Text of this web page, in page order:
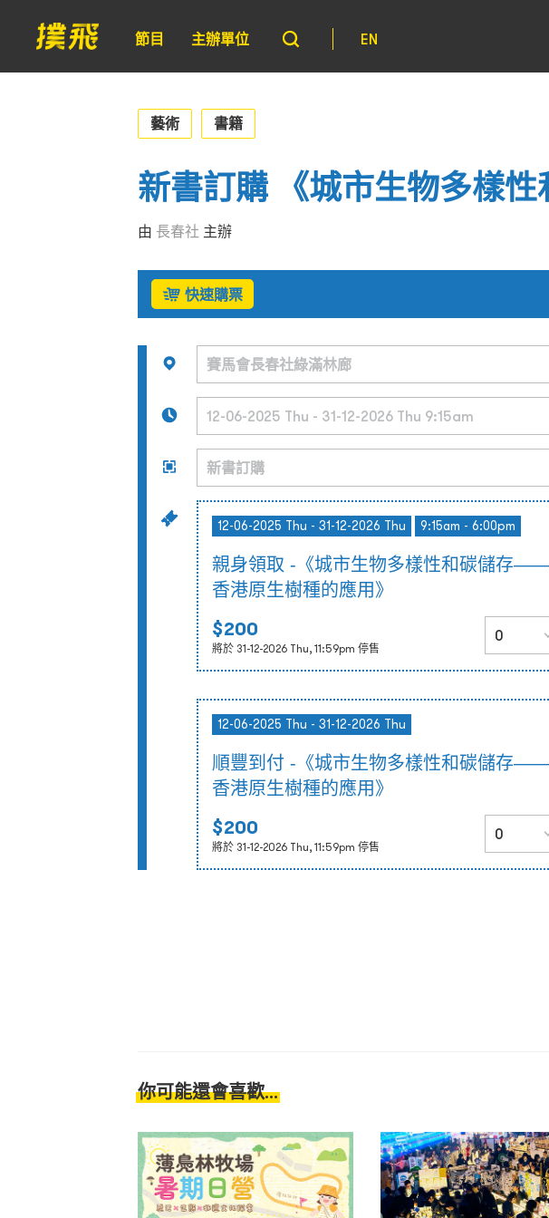
節目 主辦單位 EN
藝術 書籍
新書訂購 《城市生物多樣
由 長春社 主辦
快速購票
12-06-2025 Thu - 31-12-2026 Thu 9:15am - 6:00pm
親身領取 -《城市生物多樣性和碳儲存——
香港原生樹種的應用》
$200
將於 31-12-2026 Thu, 11:59pm 停售
12-06-2025 Thu - 31-12-2026 Thu
順豐到付 -《城市生物多樣性和碳儲存——
香港原生樹種的應用》
$200
將於 31-12-2026 Thu, 11:59pm 停售
你可能還會喜歡...